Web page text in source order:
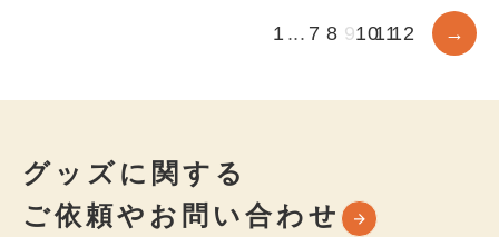
1 ... 7 8 9101112 →
グッズに関する
ご依頼やお問い合わせ